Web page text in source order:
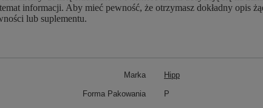
informacji. Aby mieć pewność, że otrzymasz dokładny opis
lub suplementu.
Marka Hipp
Forma Pakowania P